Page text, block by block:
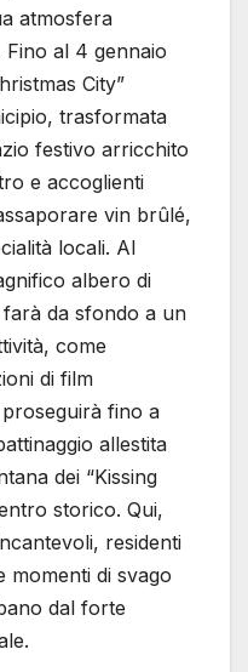
atmosfera
Fino al 4 gennaio
City”
trasformata
festivo arricchito
e accoglienti
vin brûlé,
locali. Al
albero di
da sfondo a un
come
di film
proseguirà fino a
allestita
dei “Kissing
storico. Qui,
residenti
momenti di svago
dal forte